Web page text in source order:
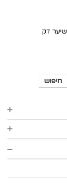
דק
חיפוש